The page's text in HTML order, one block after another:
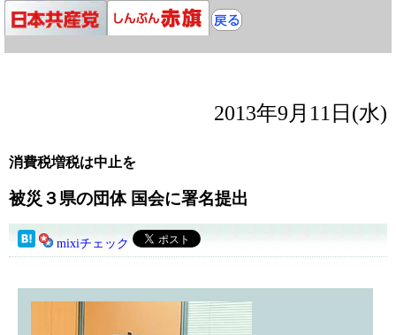
2013年9月11日(水)
消費税増税は中止を
被災３県の団体 国会に署名提出
mixiチェック